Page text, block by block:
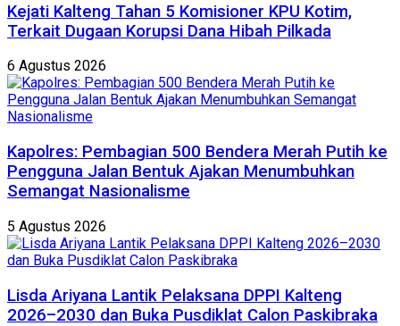
Kejati Kalteng Tahan 5 Komisioner KPU Kotim,
Terkait Dugaan Korupsi Dana Hibah Pilkada
6 Agustus 2026
Kapolres: Pembagian 500 Bendera Merah Putih ke
Pengguna Jalan Bentuk Ajakan Menumbuhkan
Semangat Nasionalisme
5 Agustus 2026
Lisda Ariyana Lantik Pelaksana DPPI Kalteng
2026–2030 dan Buka Pusdiklat Calon Paskibraka